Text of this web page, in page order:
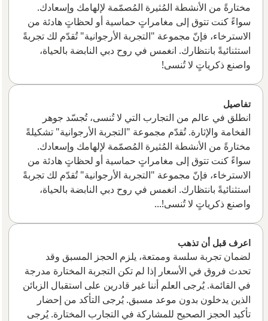
مختارةً من الأنشطة المُثيرة المُصمّمة لإلهامك وإسعادك.
سواءً كنت تتوق إلى مغامراتٍ حماسية أو لحظاتٍ هادئة من
الاسترخاء، فإنّ مجموعة "التجربة الأرجوانية" تُقدّم لك تجربةً
استثنائيةً بانتظارك. انغمس في روح دبي النابضة بالحياة،
واصنع ذكرياتٍ لا تُنسى!
تفاصيل
انطلق في عالم من التجارب التي لا تُنسى، تُجسّد جوهر
الفخامة والإثارة. تُقدّم مجموعة "التجربة الأرجوانية" تشكيلةً
مختارةً من الأنشطة المُثيرة المُصمّمة لإلهامك وإسعادك.
سواءً كنت تتوق إلى مغامراتٍ حماسية أو لحظاتٍ هادئة من
الاسترخاء، فإنّ مجموعة "التجربة الأرجوانية" تُقدّم لك تجربةً
استثنائيةً بانتظارك. انغمس في روح دبي النابضة بالحياة،
واصنع ذكرياتٍ لا تُنسى!...
اعرف قبل أن تذهب
لضمان تجربة سلسة وممتعة، يلزم الحجز المسبق وقد
تحدث فروق في الأسعار إذا لم تكن التجربة المختارة مدرجة
في القائمة. يُرجى العلم أننا غير قادرين على استقبال الزبائن
الذين يدخلون بدون موعد مسبق. يُرجى التأكد من إحضار
تأكيد الحجز الصحيح للمشاركة في التجارب المختارة. يُرجى